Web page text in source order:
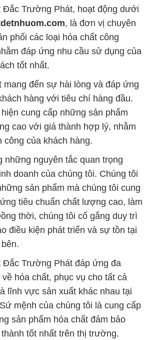
Đắc Trường Phát, hoạt động dưới
, là đơn vị chuyên
phối các loại hóa chất công
đáp ứng nhu cầu sử dụng của
tốt nhất.
mang đến sự hài lòng và đáp ứng
hàng với tiêu chí hàng đầu.
cung cấp những sản phẩm
cao với giá thành hợp lý, nhằm
công của khách hàng.
những nguyên tắc quan trọng
doanh của chúng tôi. Chúng tôi
sản phẩm mà chúng tôi cung
tiêu chuẩn chất lượng cao, làm
thời, chúng tôi cố gắng duy trì
điều kiện phát triển và sự tồn tại
Đắc Trường Phát đáp ứng đa
hóa chất, phục vụ cho tất cả
lĩnh vực sản xuất khác nhau tại
mệnh của chúng tôi là cung cấp
sản phẩm hóa chất đảm bảo
tốt nhất trên thị trường.